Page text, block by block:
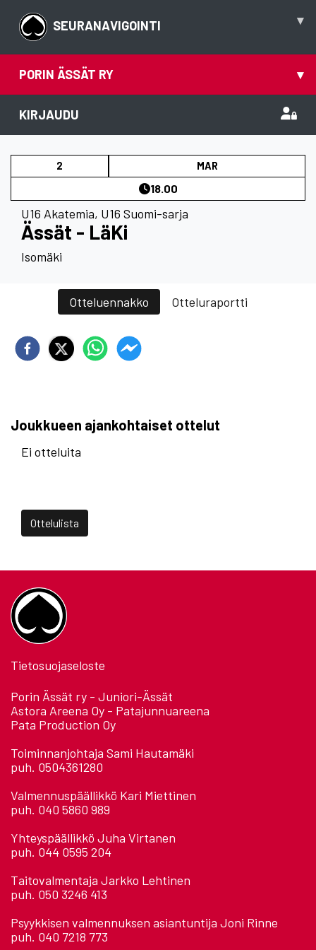
SEURANAVIGOINTI ▾
PORIN ÄSSÄT RY ▾
KIRJAUDU
2 MAR
18.00
U16 Akatemia, U16 Suomi-sarja
Ässät - LäKi
Isomäki
Otteluennakko Otteluraportti
Joukkueen ajankohtaiset ottelut
Ei otteluita
Ottelulista
Tietosuojaseloste
Porin Ässät ry - Juniori-Ässät
Astora Areena Oy - Patajunnuareena
Pata Production Oy
Toiminnanjohtaja Sami Hautamäki
puh. 0504361280
Valmennuspäällikkö Kari Miettinen
puh. 040 5860 989
Yhteyspäällikkö Juha Virtanen
puh. 044 0595 204
Taitovalmentaja Jarkko Lehtinen
puh. 050 3246 413
Psyykkisen valmennuksen asiantuntija Joni Rinne
puh. 040 7218 773